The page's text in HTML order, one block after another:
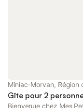
Miniac-Morvan, Région
Gîte pour 2
Bienvenue chez Mes